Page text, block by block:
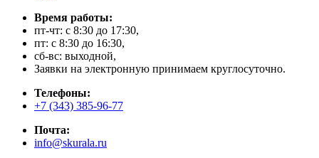
Время работы:
пт-чт: с 8:30 до 17:30,
пт: с 8:30 до 16:30,
сб-вс: выходной,
Заявки на электронную принимаем круглосуточно.
Телефоны:
+7 (343) 385-96-77
Почта:
info@skurala.ru